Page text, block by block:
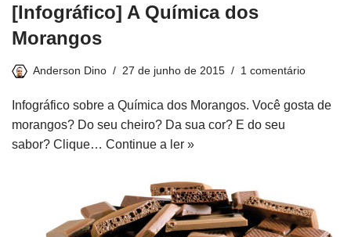
[Infográfico] A Química dos
Morangos
Anderson Dino 27 de junho de 2015 1 comentário
Infográfico sobre a Química dos Morangos. Você gosta de
morangos? Do seu cheiro? Da sua cor? E do seu
sabor? Clique… Continue a ler »